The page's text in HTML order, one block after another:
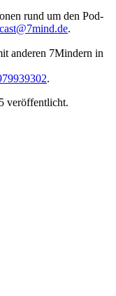
rund um den Pod­
.
anderen 7Mindern in
.
veröffentlicht.